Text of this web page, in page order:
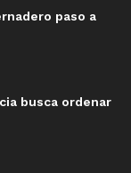
paso a
busca ordenar